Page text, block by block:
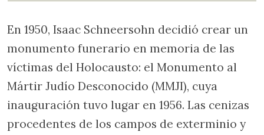
En 1950, Isaac Schneersohn decidió crear un
monumento funerario en memoria de las
víctimas del Holocausto: el Monumento al
Mártir Judío Desconocido (MMJI), cuya
inauguración tuvo lugar en 1956. Las cenizas
procedentes de los campos de exterminio y